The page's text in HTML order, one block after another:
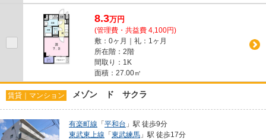
8.3万円
(管理費・共益費 4,100円)
敷：0ヶ月｜礼：1ヶ月
所在階：2階
間取り：1K
面積：27.00㎡
賃貸｜マンション メゾン ド サクラ
有楽町線 「平和台 」駅 徒歩9分
東武東上線 「東武練馬 」駅 徒歩17分